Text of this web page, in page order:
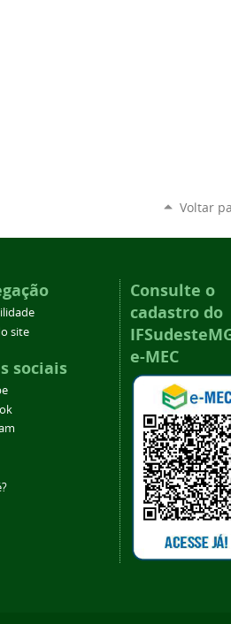
Voltar
site
sociais
Consulte o
cadastro do
e-MEC